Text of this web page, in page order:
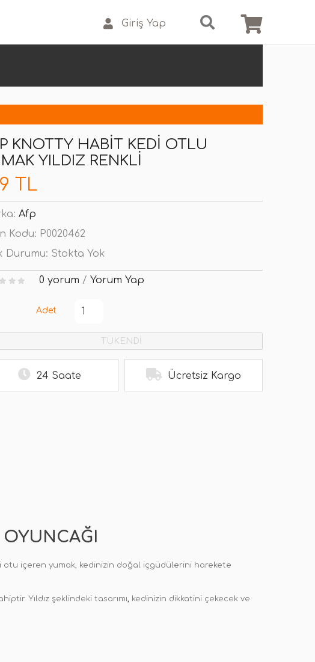
Giriş Yap
KNOTTY HABIT KEDI OTLU
YILDIZ RENKLI
TL
Afp
Kodu: P0020462
Durumu: Stokta Yok
0 yorum / Yorum Yap
Adet
TÜKENDİ
24 Saate Ücretsiz Kargo
otu içeren yumak, kedinizin doğal içgüdülerini harekete
Yıldız şeklindeki tasarımı, kedinizin dikkatini çekecek ve